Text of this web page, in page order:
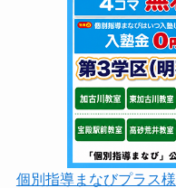
個別指導まなびプラス様